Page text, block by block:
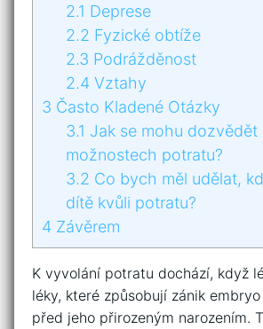
2.1 Deprese
2.2 Fyzické obtíže
2.3 Podrážděnost
2.4 Vztahy
3 Často Kladené Otázky
3.1 Jak se mohu dozvědět
možnostech potratu?
3.2 Co bych měl udělat,
dítě kvůli potratu?
4 Závěrem
K vyvolání potratu dochází, když
léky, které způsobují zánik
před jeho přirozeným narozením.